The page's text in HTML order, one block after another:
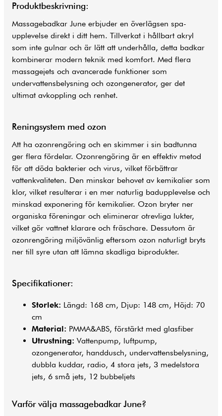
Produktbeskrivning:
Massagebadkar June erbjuder en överlägsen spa-
upplevelse direkt i ditt hem. Tillverkat i hållbart akryl
som inte gulnar och är lätt att underhålla, detta badkar
kombinerar modern teknik med komfort. Med flera
massagejets och avancerade funktioner som
undervattensbelysning och ozongenerator, ger det
ultimat avkoppling och renhet.
Reningsystem med ozon
Att ha ozonrengöring och en skimmer i sin badtunna
ger flera fördelar. Ozonrengöring är en effektiv metod
för att döda bakterier och virus, vilket förbättrar
vattenkvaliteten. Den minskar behovet av kemikalier som
klor, vilket resulterar i en mer naturlig badupplevelse och
minskad exponering för kemikalier. Ozon bryter ner
organiska föreningar och eliminerar otrevliga lukter,
vilket gör vattnet klarare och fräschare. Dessutom är
ozonrengöring miljövänlig eftersom ozon naturligt bryts
ner till syre utan att lämna skadliga biprodukter.
Specifikationer:
Storlek: Längd: 168 cm, Djup: 148 cm, Höjd: 70
cm
Material: PMMA&ABS, förstärkt med glasfiber
Utrustning: Vattenpump, luftpump,
ozongenerator, handdusch, undervattensbelysning,
dubbla kuddar, radio, 4 stora jets, 3 medelstora
jets, 6 små jets, 12 bubbeljets
Varför välja massagebadkar June?